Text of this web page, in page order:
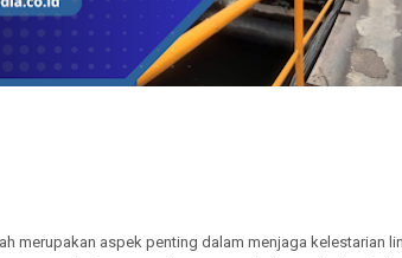
merupakan aspek penting dalam menjaga kelestarian